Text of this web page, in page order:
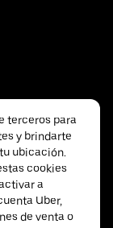
terceros para
y brindarte
ubicación.
cookies
a
Uber,
de venta o